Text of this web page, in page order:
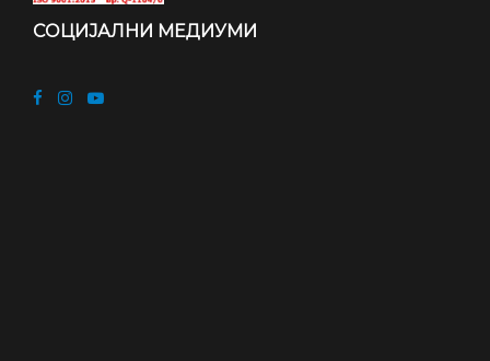
СОЦИЈАЛНИ МЕДИУМИ